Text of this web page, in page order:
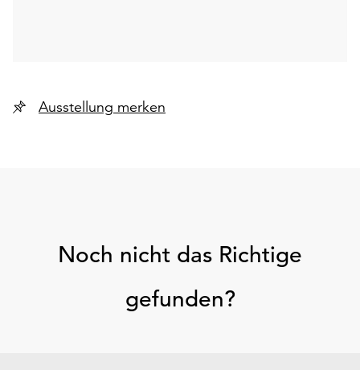
Ausstellung merken
Noch nicht das Richtige
gefunden?